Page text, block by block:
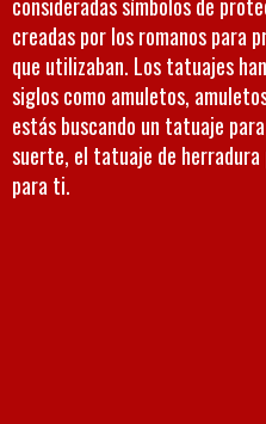
creadas por los romanos para
que utilizaban. Los tatuajes
siglos como amuletos,
estás buscando un tatuaje
suerte, el tatuaje de
para ti.